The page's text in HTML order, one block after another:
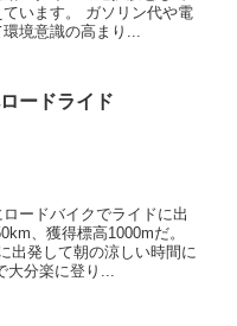
ています。 ガソリン代や電
境意識の高まり...
ードライド
ードバイクでライドに出
、獲得標高1000mだ。
出発して朝の涼しい時間に
大分楽に登り...